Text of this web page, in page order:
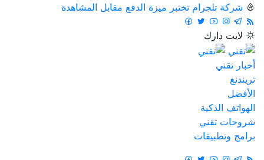
شركة تلجرام تختبر ميزة الدفع مقابل المشاهدة
لايت دارك
أخبار تقني
تريندنغ
الأفضل
الهواتف الذكية
شروحات تقني
برامج وتطبيقات